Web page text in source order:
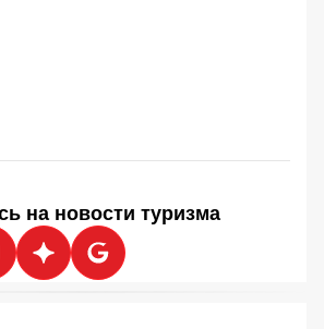
на новости туризма